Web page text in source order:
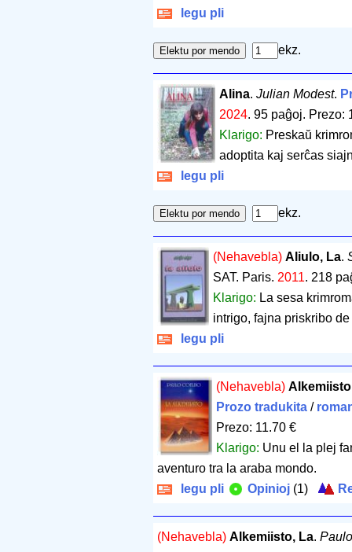
legu pli
ekz.
Alina. Julian Modest.
2024. 95 paĝoj. Prezo:
Klarigo: Preskaŭ
adoptita kaj serĉas
legu pli
ekz.
(Nehavebla) Aliulo, La.
SAT. Paris. 2011. 218
Klarigo: La sesa
intrigo, fajna priskribo
legu pli
(Nehavebla)
Prozo tradukita /
Prezo: 11.70 €
Klarigo: Unu el la plej
aventuro tra la araba mondo.
legu pli
Opinioj (1)
(Nehavebla) Alkemiisto, La.